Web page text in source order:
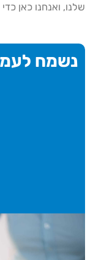
שלנו, ואנחנו כאן
נשמח